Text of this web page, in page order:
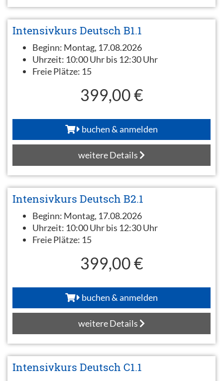
Intensivkurs Deutsch B1.1
Beginn: Montag, 17.08.2026
Uhrzeit: 10:00 Uhr bis 12:30 Uhr
Freie Plätze: 15
399,00 €
buchen & anmelden
weitere Details
Intensivkurs Deutsch B2.1
Beginn: Montag, 17.08.2026
Uhrzeit: 10:00 Uhr bis 12:30 Uhr
Freie Plätze: 15
399,00 €
buchen & anmelden
weitere Details
Intensivkurs Deutsch C1.1